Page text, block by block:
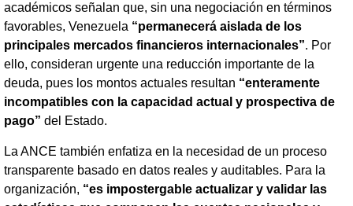
académicos señalan que, sin una negociación en términos
favorables, Venezuela “permanecerá aislada de los
principales mercados financieros internacionales”. Por
ello, consideran urgente una reducción importante de la
deuda, pues los montos actuales resultan “enteramente
incompatibles con la capacidad actual y prospectiva de
pago” del Estado.
La ANCE también enfatiza en la necesidad de un proceso
transparente basado en datos reales y auditables. Para la
organización, “es impostergable actualizar y validar las